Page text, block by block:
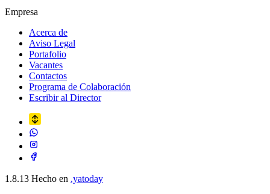
Empresa
Acerca de
Aviso Legal
Portafolio
Vacantes
Contactos
Programa de Colaboración
Escribir al Director
1.8.13 Hecho en .yatoday